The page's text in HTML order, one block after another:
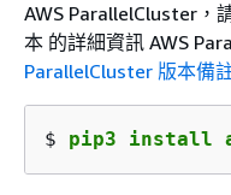
AWS ParallelCluster，
本 的詳細資訊 AWS
ParallelCluster 版本備
$ pip3 install